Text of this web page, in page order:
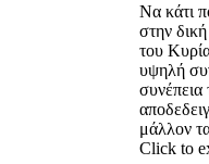
Να κάτι
στην
του
υψηλή
συνέπεια
μάλλον
Click to